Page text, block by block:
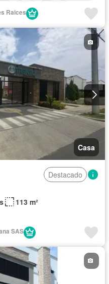
Patio
Raices
Casa
Destacado
113 m²
SAS